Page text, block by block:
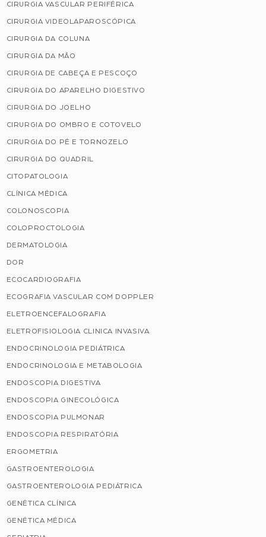
CIRURGIA VASCULAR PERIFÉRICA
CIRURGIA VIDEOLAPAROSCÓPICA
CIRURGIA DA COLUNA
CIRURGIA DA MÃO
CIRURGIA DE CABEÇA E PESCOÇO
CIRURGIA DO APARELHO DIGESTIVO
CIRURGIA DO JOELHO
CIRURGIA DO OMBRO E COTOVELO
CIRURGIA DO PÉ E TORNOZELO
CIRURGIA DO QUADRIL
CITOPATOLOGIA
CLÍNICA MÉDICA
COLONOSCOPIA
COLOPROCTOLOGIA
DERMATOLOGIA
DOR
ECOCARDIOGRAFIA
ECOGRAFIA VASCULAR COM DOPPLER
ELETROENCEFALOGRAFIA
ELETROFISIOLOGIA CLINICA INVASIVA
ENDOCRINOLOGIA PEDIÁTRICA
ENDOCRINOLOGIA E METABOLOGIA
ENDOSCOPIA DIGESTIVA
ENDOSCOPIA GINECOLÓGICA
ENDOSCOPIA PULMONAR
ENDOSCOPIA RESPIRATÓRIA
ERGOMETRIA
GASTROENTEROLOGIA
GASTROENTEROLOGIA PEDIÁTRICA
GENÉTICA CLÍNICA
GENÉTICA MÉDICA